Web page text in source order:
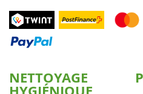
NETTOYAGE